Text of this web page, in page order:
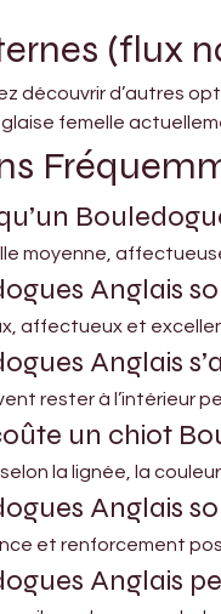
(flux
découvrir d’autres
femelle
moyenne,
Anglais
affectueux et
Anglais
rester à l’intérieur
un chiot
la lignée, la
Anglais
et renforcement
Anglais